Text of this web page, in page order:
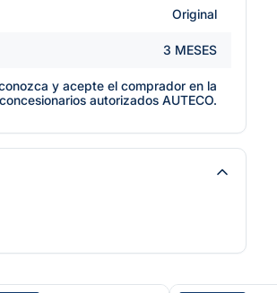
Original
3 MESES
y acepte el comprador en la
autorizados AUTECO.